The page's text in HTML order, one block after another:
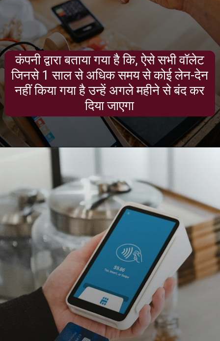
कंपनी द्वारा बताया गया है कि, ऐसे सभी वॉलेट
जिनसे 1 साल से अधिक समय से कोई लेन-देन
नहीं किया गया है उन्हें अगले महीने से बंद कर
दिया जाएगा